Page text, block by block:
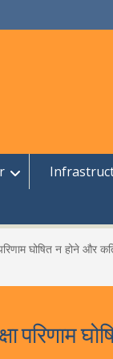
परिणाम घोषित न होने
परिणाम